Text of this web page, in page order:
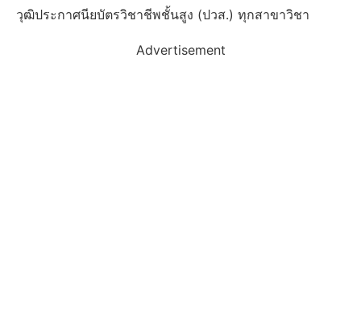
วุฒิประกาศนียบัตรวิชาชีพชั้นสูง (ปวส.) ทุกสาขาวิชา
Advertisement